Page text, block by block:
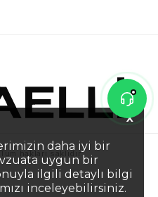
X
daha iyi bir
uygun bir
ilgili detaylı bilgi
inceleyebilirsiniz.
hakları saklıdır.